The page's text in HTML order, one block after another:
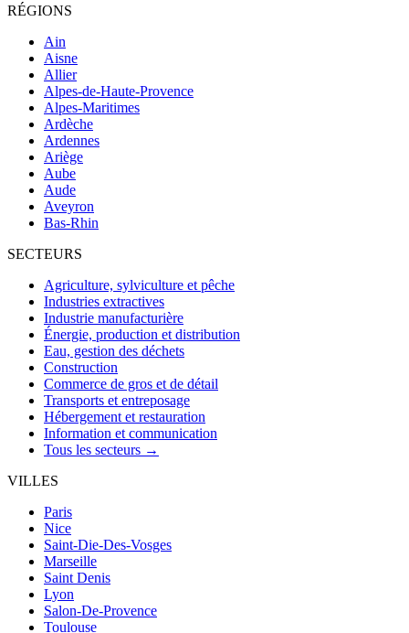
RÉGIONS
Ain
Aisne
Allier
Alpes-de-Haute-Provence
Alpes-Maritimes
Ardèche
Ardennes
Ariège
Aube
Aude
Aveyron
Bas-Rhin
SECTEURS
Agriculture, sylviculture et pêche
Industries extractives
Industrie manufacturière
Énergie, production et distribution
Eau, gestion des déchets
Construction
Commerce de gros et de détail
Transports et entreposage
Hébergement et restauration
Information et communication
Tous les secteurs →
VILLES
Paris
Nice
Saint-Die-Des-Vosges
Marseille
Saint Denis
Lyon
Salon-De-Provence
Toulouse